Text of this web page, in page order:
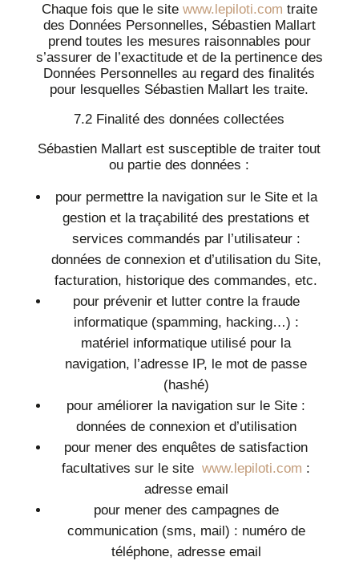
Chaque fois que le site www.lepiloti.com traite
des Données Personnelles, Sébastien Mallart
prend toutes les mesures raisonnables pour
s’assurer de l’exactitude et de la pertinence des
Données Personnelles au regard des finalités
pour lesquelles Sébastien Mallart les traite.
7.2 Finalité des données collectées
Sébastien Mallart est susceptible de traiter tout
ou partie des données :
pour permettre la navigation sur le Site et la
gestion et la traçabilité des prestations et
services commandés par l’utilisateur :
données de connexion et d’utilisation du Site,
facturation, historique des commandes, etc.
pour prévenir et lutter contre la fraude
informatique (spamming, hacking…) :
matériel informatique utilisé pour la
navigation, l’adresse IP, le mot de passe
(hashé)
pour améliorer la navigation sur le Site :
données de connexion et d’utilisation
pour mener des enquêtes de satisfaction
facultatives sur le sitewww.lepiloti.com :
adresse email
pour mener des campagnes de
communication (sms, mail) : numéro de
téléphone, adresse email